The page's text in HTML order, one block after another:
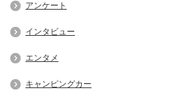
アンケート
インタビュー
エンタメ
キャンピングカー